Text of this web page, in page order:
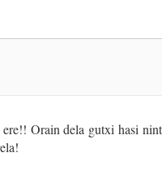
Orain dela gutxi hasi